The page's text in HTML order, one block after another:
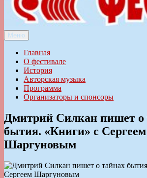
Ильменский фестиваль авторской песни
Меню
Главная
О фестивале
История
Авторская музыка
Программа
Организаторы и спонсоры
Дмитрий Силкан пишет о
бытия. «Книги» с Сергеем
Шаргуновым